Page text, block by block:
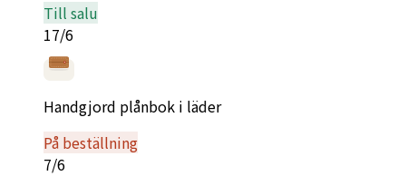
Till salu
17/6
Handgjord plånbok i läder
På beställning
7/6